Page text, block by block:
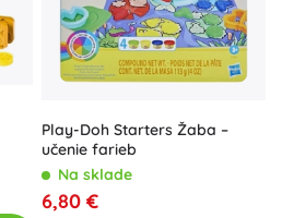
Play-Doh Starters Žaba –
učenie farieb
Na sklade
6,80 €